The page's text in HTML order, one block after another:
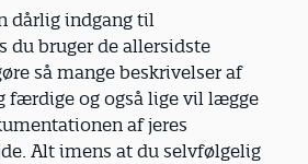
dårlig indgang til
du bruger de allersidste
så mange beskrivelser af
færdige og også lige vil lægge
af jeres
Alt imens at du selvfølgelig